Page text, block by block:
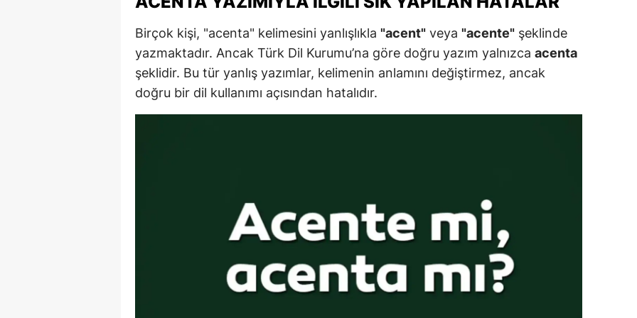
Yalova
Karabük
Kilis
Osmaniye
Birçok kişi, "acenta" kelimesini yanlışlıkla "acent" veya "acente" şeklinde
yazmaktadır. Ancak Türk Dil Kurumu’na göre doğru yazım yalnızca acenta
şeklidir. Bu tür yanlış yazımlar, kelimenin anlamını değiştirmez, ancak
doğru bir dil kullanımı açısından hatalıdır.